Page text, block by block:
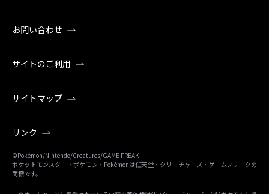
お問い合わせ
サイトのご利用
サイトマップ
リンク
©Pokémon/Nintendo/Creatures/GAME FREAK
ポケットモンスター・ポケモン・Pokémonは任天堂・クリーチャーズ・ゲームフリークの
商標です。